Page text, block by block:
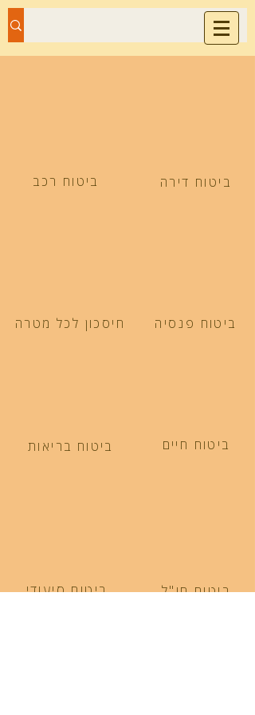
סוכנות ביטוח
ביטוח דירה
ביטוח בריאות ביטוח חיים
ביטוח רכב
חיסכון לכל מטרה ביטוח פנסיה
ביטוח חו"ל ביטוח סיעודי